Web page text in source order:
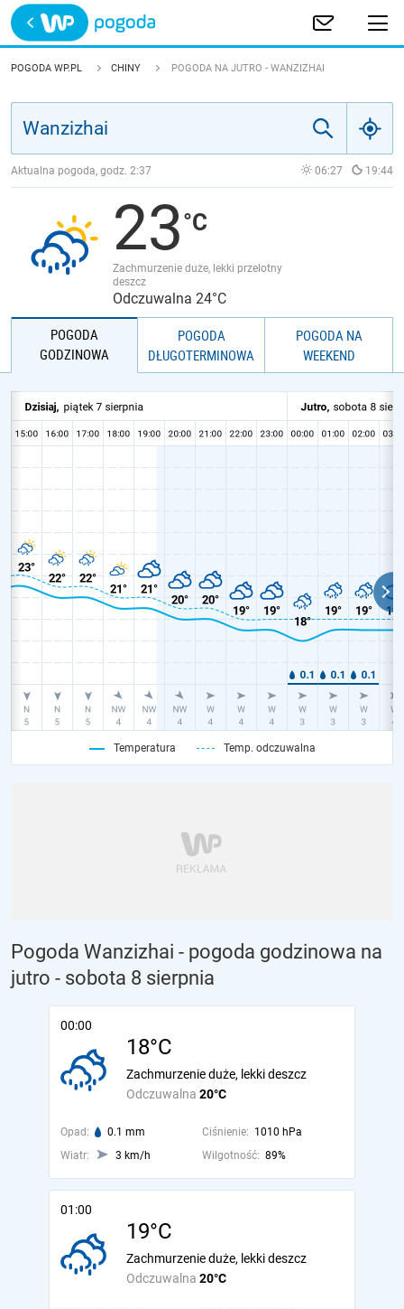
Trwa ładowanie
POLSKA
JAKOŚĆ POWIETRZA
POGODA WP.PL CHINY POGODA NA JUTRO - WANZIZHAI
Aktualna pogoda, godz. 2:37 06:27 19:44
23
Zachmurzenie duże, lekki przelotny
deszcz
Odczuwalna 24°C
POGODA
GODZINOWA
POGODA
DŁUGOTERMINOWA
POGODA NA
WEEKEND
Temperatura Temp. odczuwalna
Pogoda Wanzizhai - pogoda godzinowa na
jutro - sobota 8 sierpnia
00:00
18°C
Odczuwalna 20°C
Zachmurzenie duże, lekki deszcz
Opad: 0.1 mm Ciśnienie: 1010 hPa
Wiatr:
3 km/h Wilgotność: 89%
01:00
19°C
Odczuwalna 20°C
Zachmurzenie duże, lekki deszcz